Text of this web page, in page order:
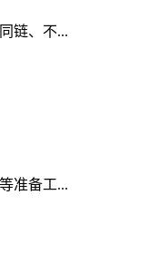
链、不...
准备工...